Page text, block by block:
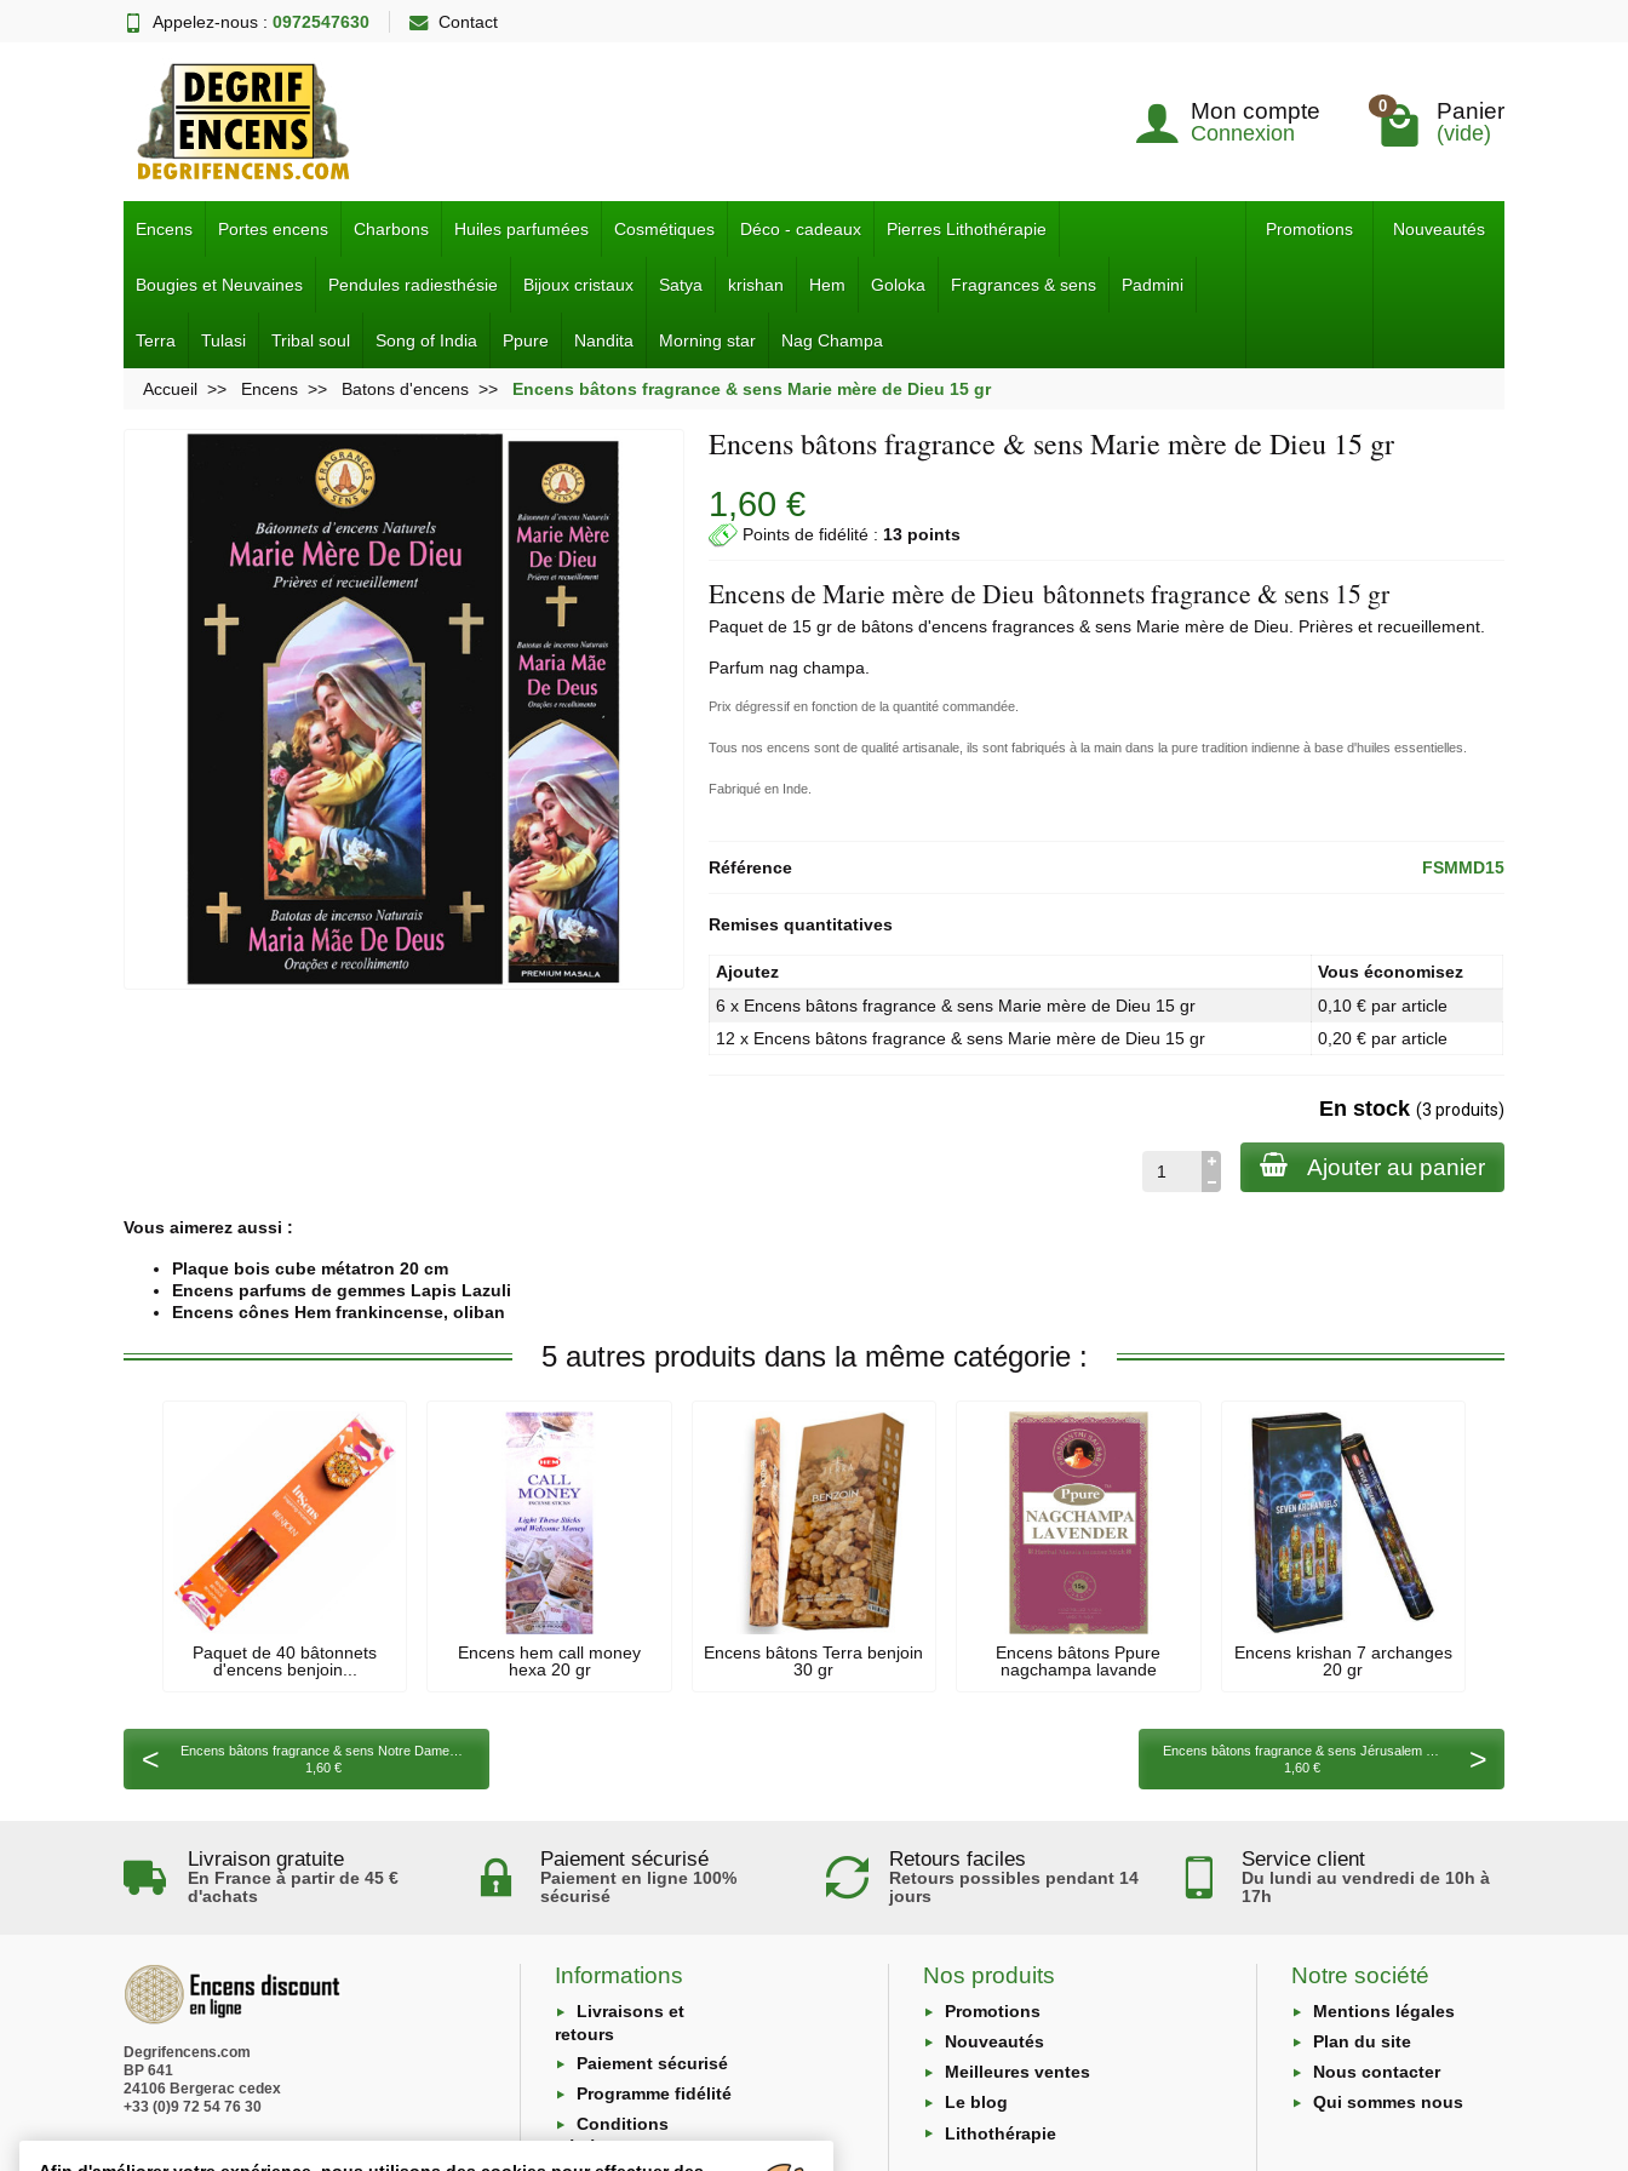
Appelez-nous : 0972547630 Contact
Mon compte
Connexion
0 Panier
(vide)
Encens Portes encens Charbons Huiles parfumées Cosmétiques Déco - cadeaux Pierres Lithothérapie
Bougies et Neuvaines Pendules radiesthésie Bijoux cristaux Satya krishan Hem Goloka Fragrances & sens Padmini
Terra Tulasi Tribal soul Song of India Ppure Nandita Morning star Nag Champa
Promotions Nouveautés
Accueil Encens Batons d'encens Encens bâtons fragrance & sens Marie mère de Dieu 15 gr
Encens bâtons fragrance & sens Marie mère de Dieu 15 gr
1,60 €
Points de fidélité : 13 points
Encens de Marie mère de Dieu bâtonnets fragrance & sens 15 gr
Paquet de 15 gr de bâtons d'encens fragrances & sens Marie mère de Dieu. Prières et recueillement.
Parfum nag champa
Prix dégressif en fonction de la quantité commandée.
Tous nos encens sont de qualité artisanale, ils sont fabriqués à la main dans la pure tradition indienne à base d'huiles essentielles.
Fabriqué en Inde.
Référence FSMMD15
Remises quantitatives
Ajoutez
Vous économisez
6 x Encens bâtons fragrance & sens Marie mère de Dieu 15 gr
0,10 € par article
12 x Encens bâtons fragrance & sens Marie mère de Dieu 15 gr
0,20 € par article
En stock (3 produits)
Ajouter au panier
Vous aimerez aussi :
Plaque bois cube métatron 20 cm
Encens parfums de gemmes Lapis Lazuli
Encens cônes Hem frankincense, oliban
5 autres produits dans la même catégorie :
Paquet de 40 bâtonnets
d'encens benjoin...
Encens hem call money
hexa 20 gr
Encens bâtons Terra benjoin
30 gr
Encens bâtons Ppure
nagchampa lavande
Encens krishan 7 archanges
20 gr
<
1,60 €
1,60 €
>
Livraison gratuite
En France à partir de 45 €
d'achats
Paiement sécurisé
Paiement en ligne 100%
sécurisé
Retours faciles
Retours possibles pendant 14
jours
Service client
Du lundi au vendredi de 10h à
17h
Degrifencens.com
BP 641
24106 Bergerac cedex
+33 (0)9 72 54 76 30
Informations
Livraisons et
retours
Paiement sécurisé
Programme fidélité
Conditions
générales
Nos produits
Promotions
Nouveautés
Meilleures ventes
Le blog
Lithothérapie
Notre société
Mentions légales
Plan du site
Nous contacter
Qui sommes nous